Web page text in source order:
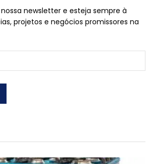
newsletter e esteja sempre à
projetos e negócios promissores na